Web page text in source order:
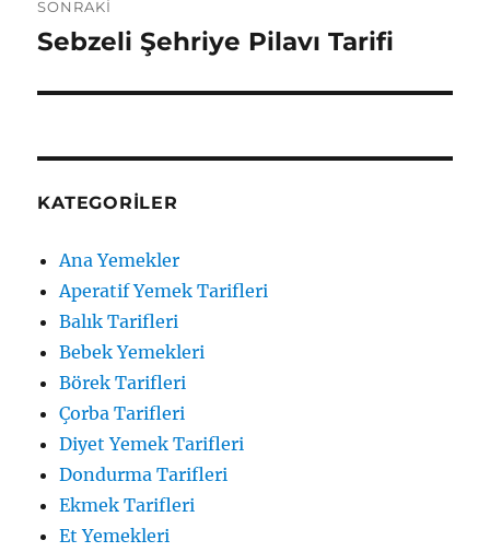
SONRAKI
Sonraki
Sebzeli Şehriye Pilavı Tarifi
KATEGORILER
Ana Yemekler
Aperatif Yemek Tarifleri
Balık Tarifleri
Bebek Yemekleri
Börek Tarifleri
Çorba Tarifleri
Diyet Yemek Tarifleri
Dondurma Tarifleri
Ekmek Tarifleri
Et Yemekleri